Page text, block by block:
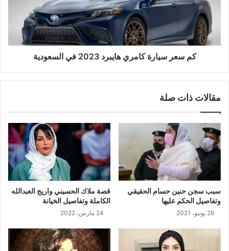
كم سعر سيارة كامري هايبرد 2023 في السعودية
مقالات ذات صلة
سبب سجن حنين حسام الحقيقي
وتفاصيل الحكم عليها
26 يونيو، 2021
قصة ملاك الحسيني واريج العبدالله
الكاملة وتفاصيل الخيانة
24 مارس، 2022